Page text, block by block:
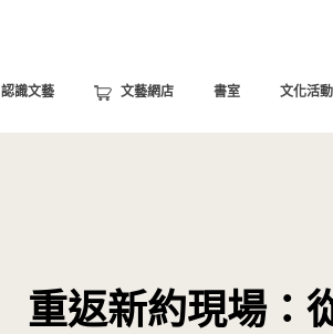
認識文藝 文藝網店 書室 文化活動
重返新約現場：